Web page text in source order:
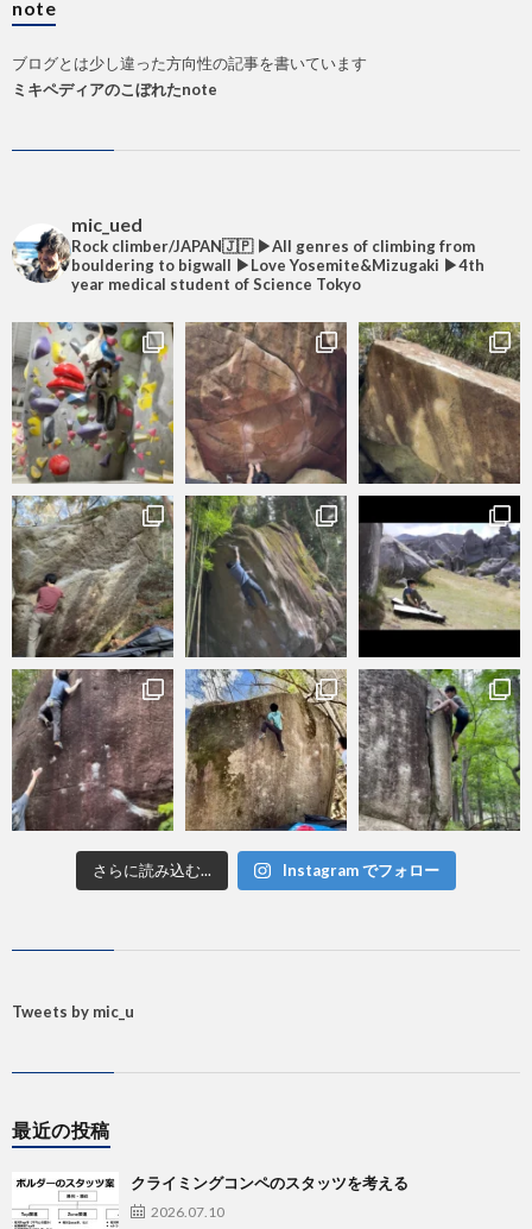
note
ブログとは少し違った方向性の記事を書いています
ミキペディアのこぼれたnote
mic_ued
Rock climber/JAPAN🇯🇵▶︎All genres of climbing from
bouldering to bigwall ▶︎Love Yosemite&Mizugaki ▶︎4th
year medical student of Science Tokyo
さらに読み込む... Instagram でフォロー
Tweets by mic_u
最近の投稿
クライミングコンペのスタッツを考える
2026.07.10